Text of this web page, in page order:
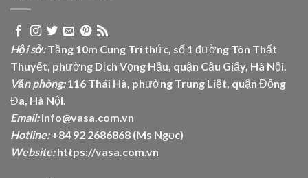
Hội sở:Tầng 10m Cung Trí thức, số 1 đường Tôn Thất
Thuyết, phường Dịch Vọng Hậu, quận Cầu Giấy, Hà Nội.
Văn phòng:116 Thái Hà, phường Trung Liệt, quận Đống
Đa, Hà Nội.
Email:info@vasa.com.vn
Hotline:+84 92 2686868 (Ms Ngọc)
Website: https://vasa.com.vn